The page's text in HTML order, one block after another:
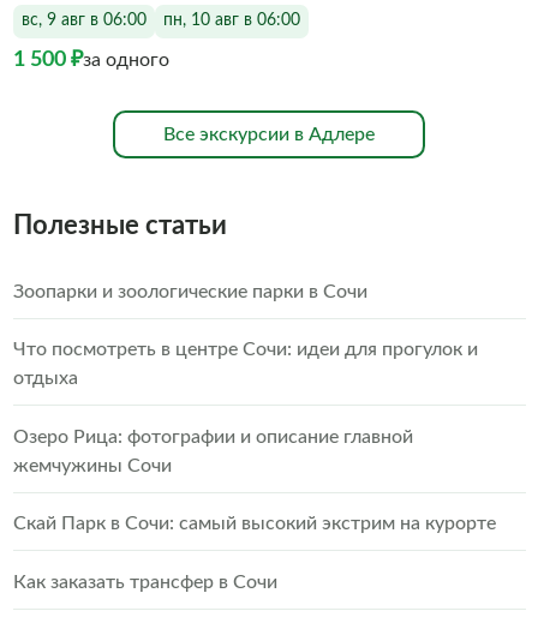
вс, 9 авг в 06:00 пн, 10 авг в 06:00
1 500 ₽за одного
Все экскурсии в Адлере
Полезные статьи
Зоопарки и зоологические парки в Сочи
Что посмотреть в центре Сочи: идеи для прогулок и
отдыха
Озеро Рица: фотографии и описание главной
жемчужины Сочи
Скай Парк в Сочи: самый высокий экстрим на курорте
Как заказать трансфер в Сочи